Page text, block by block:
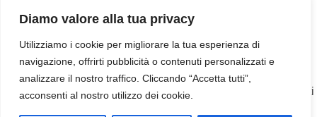
Diamo valore alla tua privacy
Utilizziamo i cookie per migliorare la tua esperienza di
navigazione, offrirti pubblicità o contenuti personalizzati e
analizzare il nostro traffico. Cliccando “Accetta tutti”,
acconsenti al nostro utilizzo dei cookie.
Responsabile della trasmissione e pubblicazione di documenti